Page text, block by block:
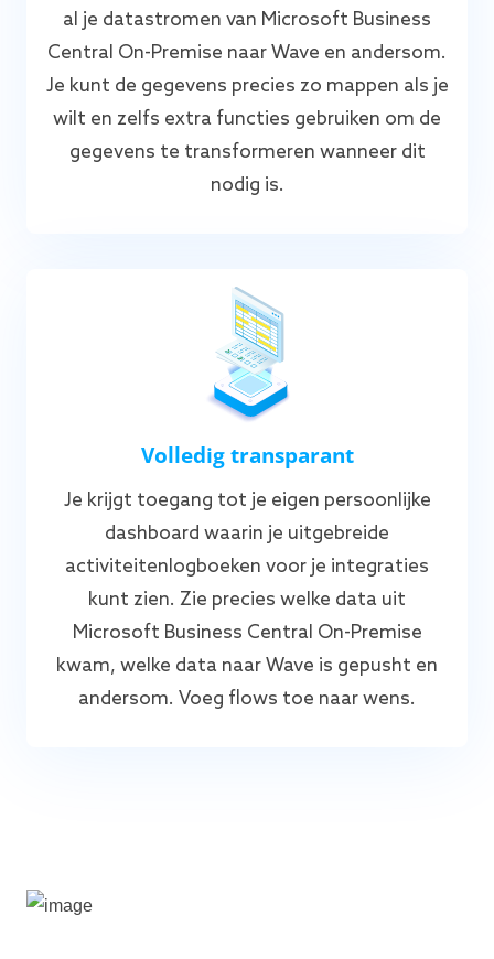
al je datastromen van Microsoft Business
Central On-Premise naar Wave en andersom.
Je kunt de gegevens precies zo mappen als je
wilt en zelfs extra functies gebruiken om de
gegevens te transformeren wanneer dit
nodig is.
Volledig transparant
Je krijgt toegang tot je eigen persoonlijke
dashboard waarin je uitgebreide
activiteitenlogboeken voor je integraties
kunt zien. Zie precies welke data uit
Microsoft Business Central On-Premise
kwam, welke data naar Wave is gepusht en
andersom. Voeg flows toe naar wens.